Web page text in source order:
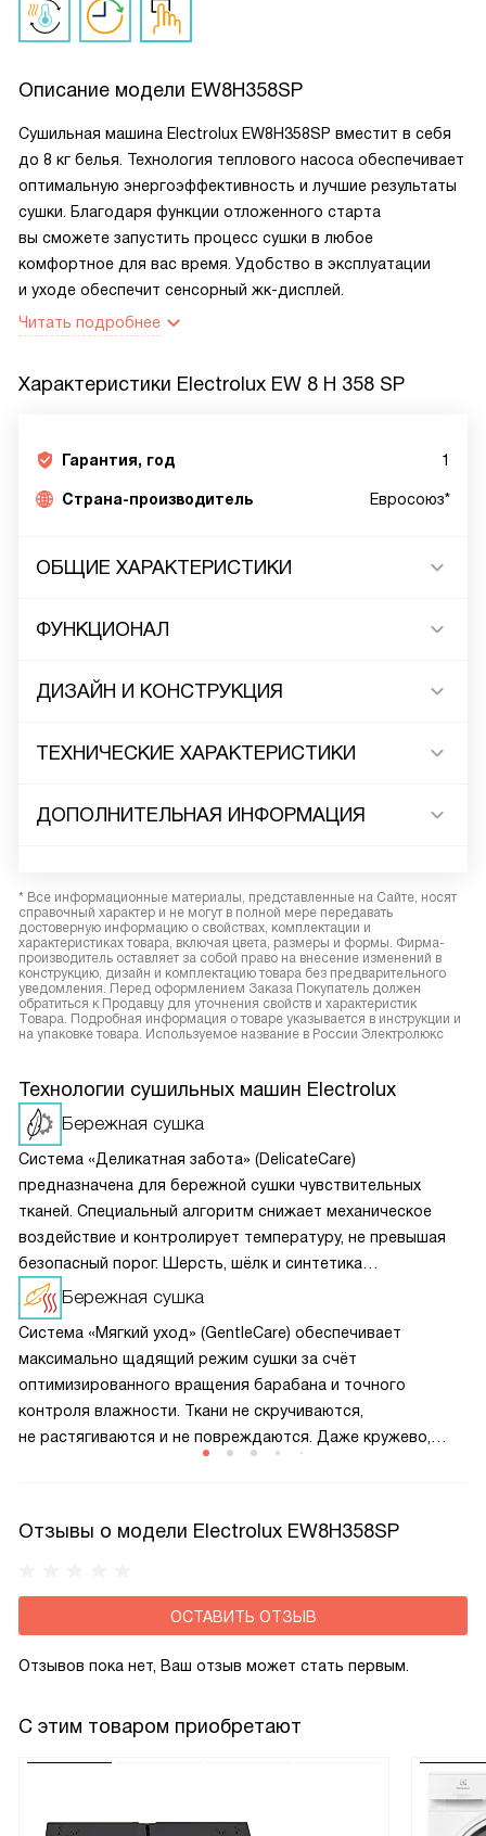
Описание модели EW8H358SP
Сушильная машина Electrolux EW8H358SP вместит в себя
до 8 кг белья. Технология теплового насоса обеспечивает
оптимальную энергоэффективность и лучшие результаты
сушки. Благодаря функции отложенного старта
вы сможете запустить процесс сушки в любое
комфортное для вас время. Удобство в эксплуатации
и уходе обеспечит сенсорный жк-дисплей.
Читать подробнее
Характеристики Electrolux EW 8 H 358 SP
Гарантия, год 1
Страна-производитель Евросоюз*
ОБЩИЕ ХАРАКТЕРИСТИКИ
ФУНКЦИОНАЛ
ДИЗАЙН И КОНСТРУКЦИЯ
ТЕХНИЧЕСКИЕ ХАРАКТЕРИСТИКИ
ДОПОЛНИТЕЛЬНАЯ ИНФОРМАЦИЯ
* Все информационные материалы, представленные на Сайте, носят
справочный характер и не могут в полной мере передавать
достоверную информацию о свойствах, комплектации и
характеристиках товара, включая цвета, размеры и формы. Фирма-
производитель оставляет за собой право на внесение изменений в
конструкцию, дизайн и комплектацию товара без предварительного
уведомления. Перед оформлением Заказа Покупатель должен
обратиться к Продавцу для уточнения свойств и характеристик
Товара. Подробная информация о товаре указывается в инструкции и
на упаковке товара. Используемое название в России Электролюкс
Технологии сушильных машин Electrolux
Бережная сушка
Система «Деликатная забота» (DelicateCare)
предназначена для бережной сушки чувствительных
тканей. Специальный алгоритм снижает механическое
воздействие и контролирует температуру, не превышая
безопасный порог. Шерсть, шёлк и синтетика
не деформируются, не садятся и не теряют форму. Вещи
остаются мягкими без риска пересушивания.
Бережная сушка
Система «Мягкий уход» (GentleCare) обеспечивает
максимально щадящий режим сушки за счёт
оптимизированного вращения барабана и точного
контроля влажности. Ткани не скручиваются,
не растягиваются и не повреждаются. Даже кружево,
Отзывы о модели Electrolux EW8H358SP
ОСТАВИТЬ ОТЗЫВ
Отзывов пока нет, Ваш отзыв может стать первым.
С этим товаром приобретают